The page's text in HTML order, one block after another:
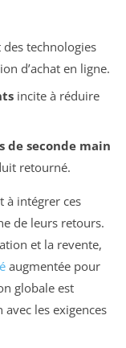
technologies
d’achat en ligne.
incite à réduire
de seconde main
retourné.
à intégrer ces
de leurs retours.
et la revente,
augmentée pour
globale est
les exigences